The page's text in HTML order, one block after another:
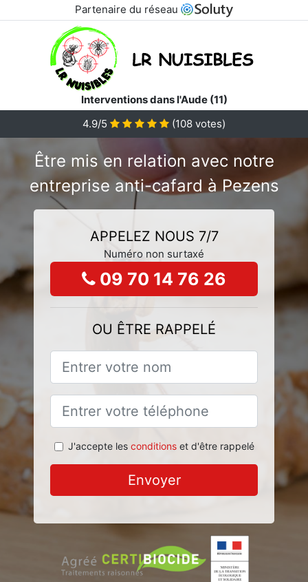
Partenaire du réseau
Interventions dans l'Aude (11)
4.9/5
(108 votes)
Être mis en relation avec notre
entreprise anti-cafard à Pezens
APPELEZ NOUS 7/7
Numéro non surtaxé
09 70 14 76 26
OU ÊTRE RAPPELÉ
J'accepte les conditionset d'être rappelé
Envoyer